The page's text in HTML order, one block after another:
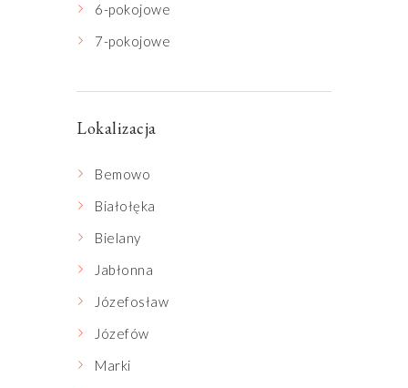
6-pokojowe
7-pokojowe
Lokalizacja
Bemowo
Białołęka
Bielany
Jabłonna
Józefosław
Józefów
Marki